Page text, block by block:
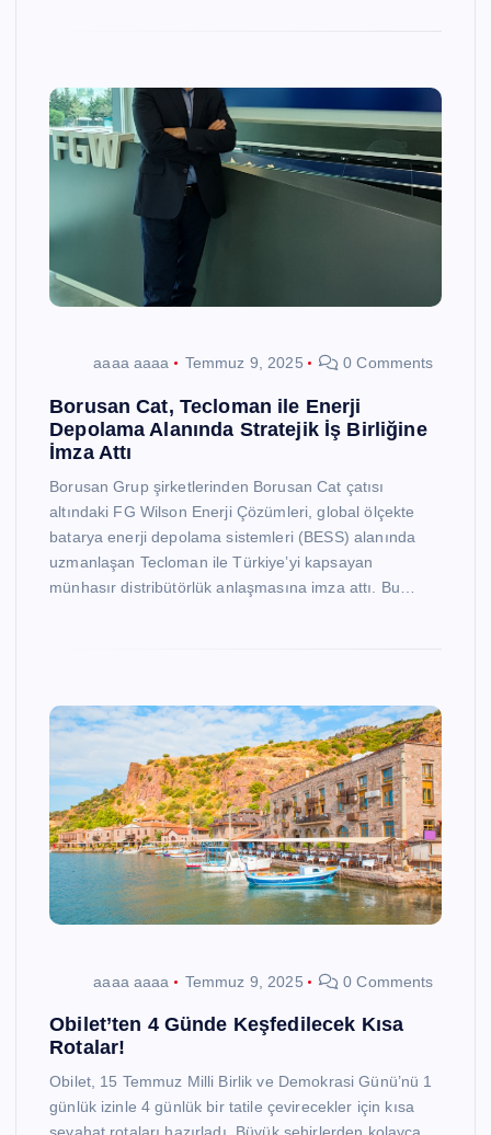
aaaa aaaa Temmuz 9, 2025 0 Comments
Borusan Cat, Tecloman ile Enerji
Depolama Alanında Stratejik İş Birliğine
İmza Attı
Borusan Grup şirketlerinden Borusan Cat çatısı
altındaki FG Wilson Enerji Çözümleri, global ölçekte
batarya enerji depolama sistemleri (BESS) alanında
uzmanlaşan Tecloman ile Türkiye’yi kapsayan
münhasır distribütörlük anlaşmasına imza attı. Bu…
aaaa aaaa Temmuz 9, 2025 0 Comments
Obilet’ten 4 Günde Keşfedilecek Kısa
Rotalar!
Obilet, 15 Temmuz Milli Birlik ve Demokrasi Günü’nü 1
günlük izinle 4 günlük bir tatile çevirecekler için kısa